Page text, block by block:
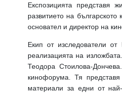
Експозицията представя
развитието на
основател и директор на
Екип от изследователи от
реализацията на
Теодора Стоилова-
кинофорума. Тя
материали за едни от